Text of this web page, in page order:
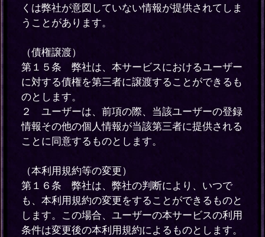
くは弊社が意図していない情報が提供されてしま
うことがあります。
（債権譲渡）
第１５条 弊社は、本サービスにおけるユーザー
に対する債権を第三者に譲渡することができるも
のとします。
２ ユーザーは、前項の際、当該ユーザーの登録
情報その他の個人情報が当該第三者に提供される
ことに同意するものとします。
（本利用規約等の変更）
第１６条 弊社は、弊社の判断により、いつで
も、本利用規約の変更をすることができるものと
します。この場合、ユーザーの本サービスの利用
条件は変更後の本利用規約によるものとします。